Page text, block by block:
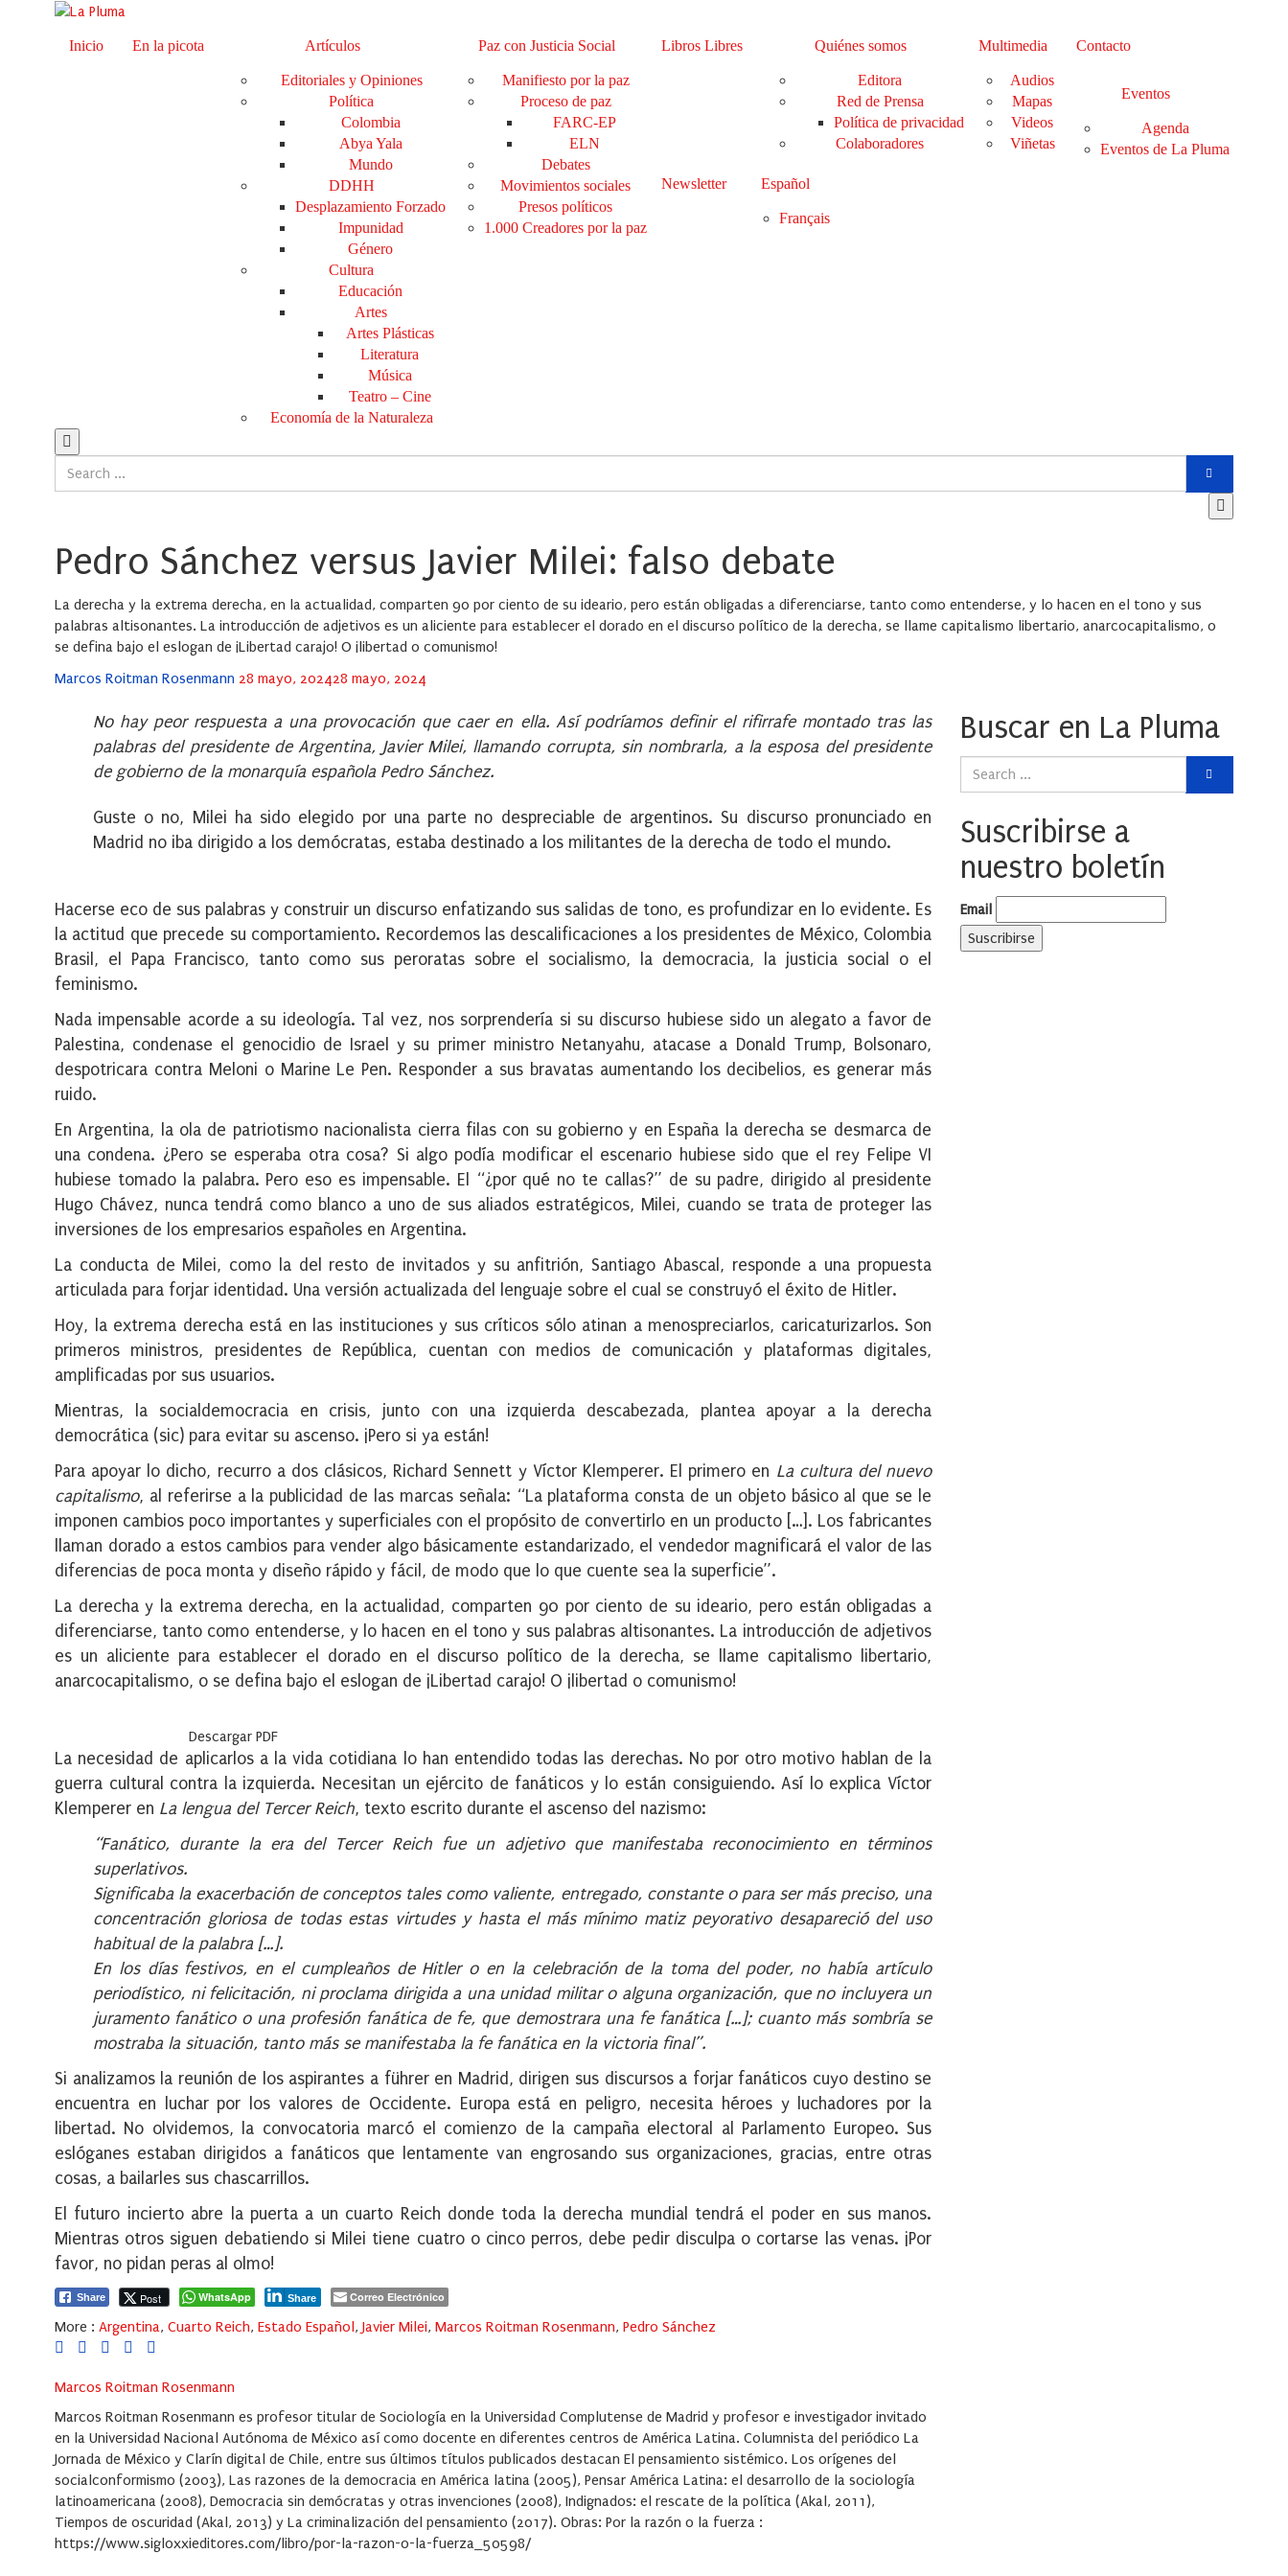
Inicio En la picota Artículos
Editoriales y Opiniones
Política
Colombia
Abya Yala
Mundo
DDHH
Desplazamiento Forzado
Impunidad
Género
Cultura
Educación
Artes
Artes Plásticas
Literatura
Música
Teatro – Cine
Economía de la Naturaleza
Paz con Justicia Social
Manifiesto por la paz
Proceso de paz
FARC-EP
ELN
Debates
Movimientos sociales
Presos políticos
1.000 Creadores por la paz
Libros Libres Quiénes somos
Editora
Red de Prensa
Política de privacidad
Colaboradores
Multimedia
Audios
Mapas
Videos
Viñetas
Contacto
Eventos
Agenda
Eventos de La Pluma
Newsletter Español
Français
Pedro Sánchez versus Javier Milei: falso debate
La derecha y la extrema derecha, en la actualidad, comparten 90 por ciento de su ideario, pero están obligadas a diferenciarse, tanto como entenderse, y lo hacen en el tono y sus
palabras altisonantes. La introducción de adjetivos es un aliciente para establecer el dorado en el discurso político de la derecha, se llame capitalismo libertario, anarcocapitalismo, o
se defina bajo el eslogan de ¡Libertad carajo! O ¡libertad o comunismo!
Marcos Roitman Rosenmann Posted
28 mayo, 202428 mayo, 2024
No hay peor respuesta a una provocación que caer en ella. Así podríamos definir el rifirrafe montado tras las
palabras del presidente de Argentina, Javier Milei, llamando corrupta, sin nombrarla, a la esposa del presidente
de gobierno de la monarquía española Pedro Sánchez.
Guste o no, Milei ha sido elegido por una parte no despreciable de argentinos. Su discurso pronunciado en
Madrid no iba dirigido a los demócratas, estaba destinado a los militantes de la derecha de todo el mundo.
Hacerse eco de sus palabras y construir un discurso enfatizando sus salidas de tono, es profundizar en lo evidente. Es
la actitud que precede su comportamiento. Recordemos las descalificaciones a los presidentes de México, Colombia
Brasil, el Papa Francisco, tanto como sus peroratas sobre el socialismo, la democracia, la justicia social o el
feminismo.
Nada impensable acorde a su ideología. Tal vez, nos sorprendería si su discurso hubiese sido un alegato a favor de
Palestina, condenase el genocidio de Israel y su primer ministro Netanyahu, atacase a Donald Trump, Bolsonaro,
despotricara contra Meloni o Marine Le Pen. Responder a sus bravatas aumentando los decibelios, es generar más
ruido.
En Argentina, la ola de patriotismo nacionalista cierra filas con su gobierno y en España la derecha se desmarca de
una condena. ¿Pero se esperaba otra cosa? Si algo podía modificar el escenario hubiese sido que el rey Felipe VI
hubiese tomado la palabra. Pero eso es impensable. El “¿por qué no te callas?” de su padre, dirigido al presidente
Hugo Chávez, nunca tendrá como blanco a uno de sus aliados estratégicos, Milei, cuando se trata de proteger las
inversiones de los empresarios españoles en Argentina.
La conducta de Milei, como la del resto de invitados y su anfitrión, Santiago Abascal, responde a una propuesta
articulada para forjar identidad. Una versión actualizada del lenguaje sobre el cual se construyó el éxito de Hitler.
Hoy, la extrema derecha está en las instituciones y sus críticos sólo atinan a menospreciarlos, caricaturizarlos. Son
primeros ministros, presidentes de República, cuentan con medios de comunicación y plataformas digitales,
amplificadas por sus usuarios.
Mientras, la socialdemocracia en crisis, junto con una izquierda descabezada, plantea apoyar a la derecha
democrática (sic) para evitar su ascenso. ¡Pero si ya están!
Para apoyar lo dicho, recurro a dos clásicos, Richard Sennett y Víctor Klemperer. El primero en La cultura del nuevo
capitalismo, al referirse a la publicidad de las marcas señala: “La plataforma consta de un objeto básico al que se le
imponen cambios poco importantes y superficiales con el propósito de convertirlo en un producto […]. Los fabricantes
llaman dorado a estos cambios para vender algo básicamente estandarizado, el vendedor magnificará el valor de las
diferencias de poca monta y diseño rápido y fácil, de modo que lo que cuente sea la superficie”.
La derecha y la extrema derecha, en la actualidad, comparten 90 por ciento de su ideario, pero están obligadas a
diferenciarse, tanto como entenderse, y lo hacen en el tono y sus palabras altisonantes. La introducción de adjetivos
es un aliciente para establecer el dorado en el discurso político de la derecha, se llame capitalismo libertario,
anarcocapitalismo, o se defina bajo el eslogan de ¡Libertad carajo! O ¡libertad o comunismo!
Descargar PDF
La necesidad de aplicarlos a la vida cotidiana lo han entendido todas las derechas. No por otro motivo hablan de la
guerra cultural contra la izquierda. Necesitan un ejército de fanáticos y lo están consiguiendo. Así lo explica Víctor
Klemperer en La lengua del Tercer Reich, texto escrito durante el ascenso del nazismo:
“Fanático, durante la era del Tercer Reich fue un adjetivo que manifestaba reconocimiento en términos
superlativos.
Significaba la exacerbación de conceptos tales como valiente, entregado, constante o para ser más preciso, una
concentración gloriosa de todas estas virtudes y hasta el más mínimo matiz peyorativo desapareció del uso
habitual de la palabra […].
En los días festivos, en el cumpleaños de Hitler o en la celebración de la toma del poder, no había artículo
periodístico, ni felicitación, ni proclama dirigida a una unidad militar o alguna organización, que no incluyera un
juramento fanático o una profesión fanática de fe, que demostrara una fe fanática […]; cuanto más sombría se
mostraba la situación, tanto más se manifestaba la fe fanática en la victoria final”.
Si analizamos la reunión de los aspirantes a führer en Madrid, dirigen sus discursos a forjar fanáticos cuyo destino se
encuentra en luchar por los valores de Occidente. Europa está en peligro, necesita héroes y luchadores por la
libertad. No olvidemos, la convocatoria marcó el comienzo de la campaña electoral al Parlamento Europeo. Sus
eslóganes estaban dirigidos a fanáticos que lentamente van engrosando sus organizaciones, gracias, entre otras
cosas, a bailarles sus chascarrillos.
El futuro incierto abre la puerta a un cuarto Reich donde toda la derecha mundial tendrá el poder en sus manos.
Mientras otros siguen debatiendo si Milei tiene cuatro o cinco perros, debe pedir disculpa o cortarse las venas. ¡Por
favor, no pidan peras al olmo!
Share Post WhatsApp Share Correo Electrónico
More : Argentina, Cuarto Reich, Estado Español, Javier Milei, Marcos Roitman Rosenmann, Pedro Sánchez
Marcos Roitman Rosenmann
Marcos Roitman Rosenmann es profesor titular de Sociología en la Universidad Complutense de Madrid y profesor e investigador invitado
en la Universidad Nacional Autónoma de México así como docente en diferentes centros de América Latina. Columnista del periódico La
Jornada de México y Clarín digital de Chile, entre sus últimos títulos publicados destacan El pensamiento sistémico. Los orígenes del
socialconformismo (2003), Las razones de la democracia en América latina (2005), Pensar América Latina: el desarrollo de la sociología
latinoamericana (2008), Democracia sin demócratas y otras invenciones (2008), Indignados: el rescate de la política (Akal, 2011),
Tiempos de oscuridad (Akal, 2013) y La criminalización del pensamiento (2017). Obras: Por la razón o la fuerza :
https://www.sigloxxieditores.com/libro/por-la-razon-o-la-fuerza_50598/
Buscar en La Pluma
Suscribirse a
nuestro boletín
Email